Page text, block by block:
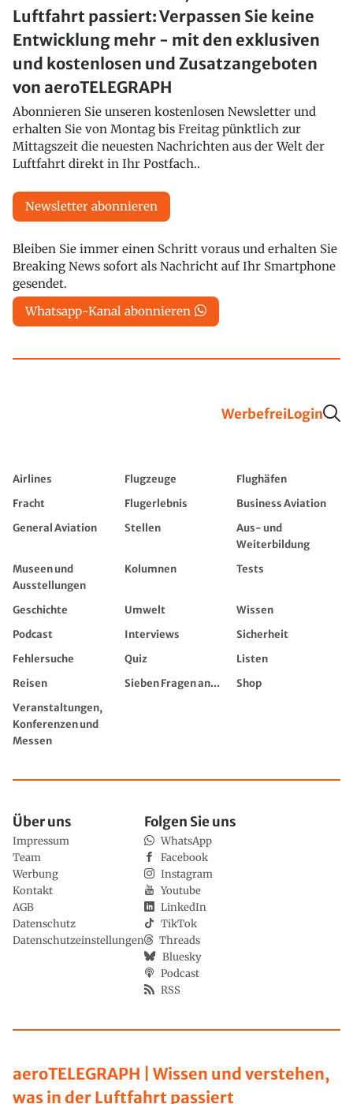
Luftfahrt passiert: Verpassen Sie keine
Entwicklung mehr - mit den exklusiven
und kostenlosen und Zusatzangeboten
von aeroTELEGRAPH
Abonnieren Sie unseren kostenlosen Newsletter und
erhalten Sie von Montag bis Freitag pünktlich zur
Mittagszeit die neuesten Nachrichten aus der Welt der
Luftfahrt direkt in Ihr Postfach..
Newsletter abonnieren
Bleiben Sie immer einen Schritt voraus und erhalten Sie
Breaking News sofort als Nachricht auf Ihr Smartphone
gesendet.
Whatsapp-Kanal abonnieren
WerbefreiLogin
Airlines Flugzeuge
Flughäfen
Fracht
Flugerlebnis
Business Aviation
General Aviation
Stellen
Aus- und
Weiterbildung
Museen und
Ausstellungen
Kolumnen Tests
Geschichte Umwelt
Wissen
Podcast
Interviews
Sicherheit
Fehlersuche
Quiz
Listen
Reisen
Sieben Fragen an...
Shop
Veranstaltungen,
Konferenzen und
Messen
aeroTELEGRAPH | Wissen und verstehen,
was in der Luftfahrt passiert
Über uns
Impressum
Team
Werbung
Kontakt
AGB
Datenschutz
Datenschutzeinstellungen
Folgen Sie uns
WhatsApp
Facebook
Instagram
Youtube
LinkedIn
TikTok
Threads
Bluesky
Podcast
RSS